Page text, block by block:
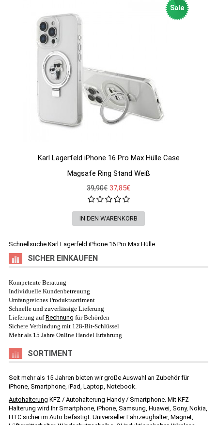
Sale
Karl Lagerfeld iPhone 16 Pro Max Hülle Case
Magsafe Ring Stand Weiß
39,90€ 37,85€
Schnellsuche Karl Lagerfeld iPhone 16 Pro Max Hülle
SICHER EINKAUFEN
Kompetente Beratung
Individuelle Kundenbetreuung
Umfangreiches Produktsortiment
Schnelle und zuverlässige Lieferung
Lieferung aufRechnung für Behörden
Sichere Verbindung mit 128-Bit-Schlüssel
Mehr als 15 Jahre Online Handel Erfahrung
SORTIMENT
Seit mehr als 15 Jahren bieten wir große Auswahl an Zubehör für
iPhone, Smartphone, iPad, Laptop, Notebook.
Autohalterung KFZ / Autohalterung Handy / Smartphone. Mit KFZ-
Halterung wird Ihr Smartphone, iPhone, Samsung, Huawei, Sony, Nokia,
HTC sicher im Auto befästigt. Universeller Fahrzeughalter, Magnet,